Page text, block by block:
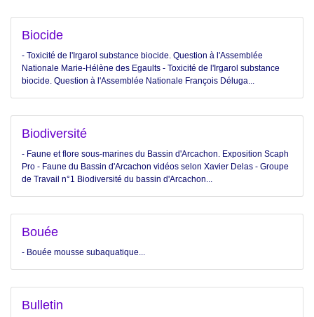
Biocide
- Toxicité de l'Irgarol substance biocide. Question à l'Assemblée
Nationale Marie-Hélène des Egaults - Toxicité de l'Irgarol substance
biocide. Question à l'Assemblée Nationale François Déluga...
Biodiversité
- Faune et flore sous-marines du Bassin d'Arcachon. Exposition Scaph
Pro - Faune du Bassin d'Arcachon vidéos selon Xavier Delas - Groupe
de Travail n°1 Biodiversité du bassin d'Arcachon...
Bouée
- Bouée mousse subaquatique...
Bulletin